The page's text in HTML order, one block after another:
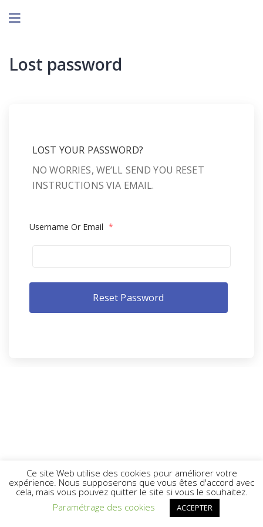
Lost password
LOST YOUR PASSWORD?
NO WORRIES, WE’LL SEND YOU RESET
INSTRUCTIONS VIA EMAIL.
Username Or Email *
Ce site Web utilise des cookies pour améliorer votre
expérience. Nous supposerons que vous êtes d'accord avec
cela, mais vous pouvez quitter le site si vous le souhaitez.
Paramétrage des cookies
ACCEPTER